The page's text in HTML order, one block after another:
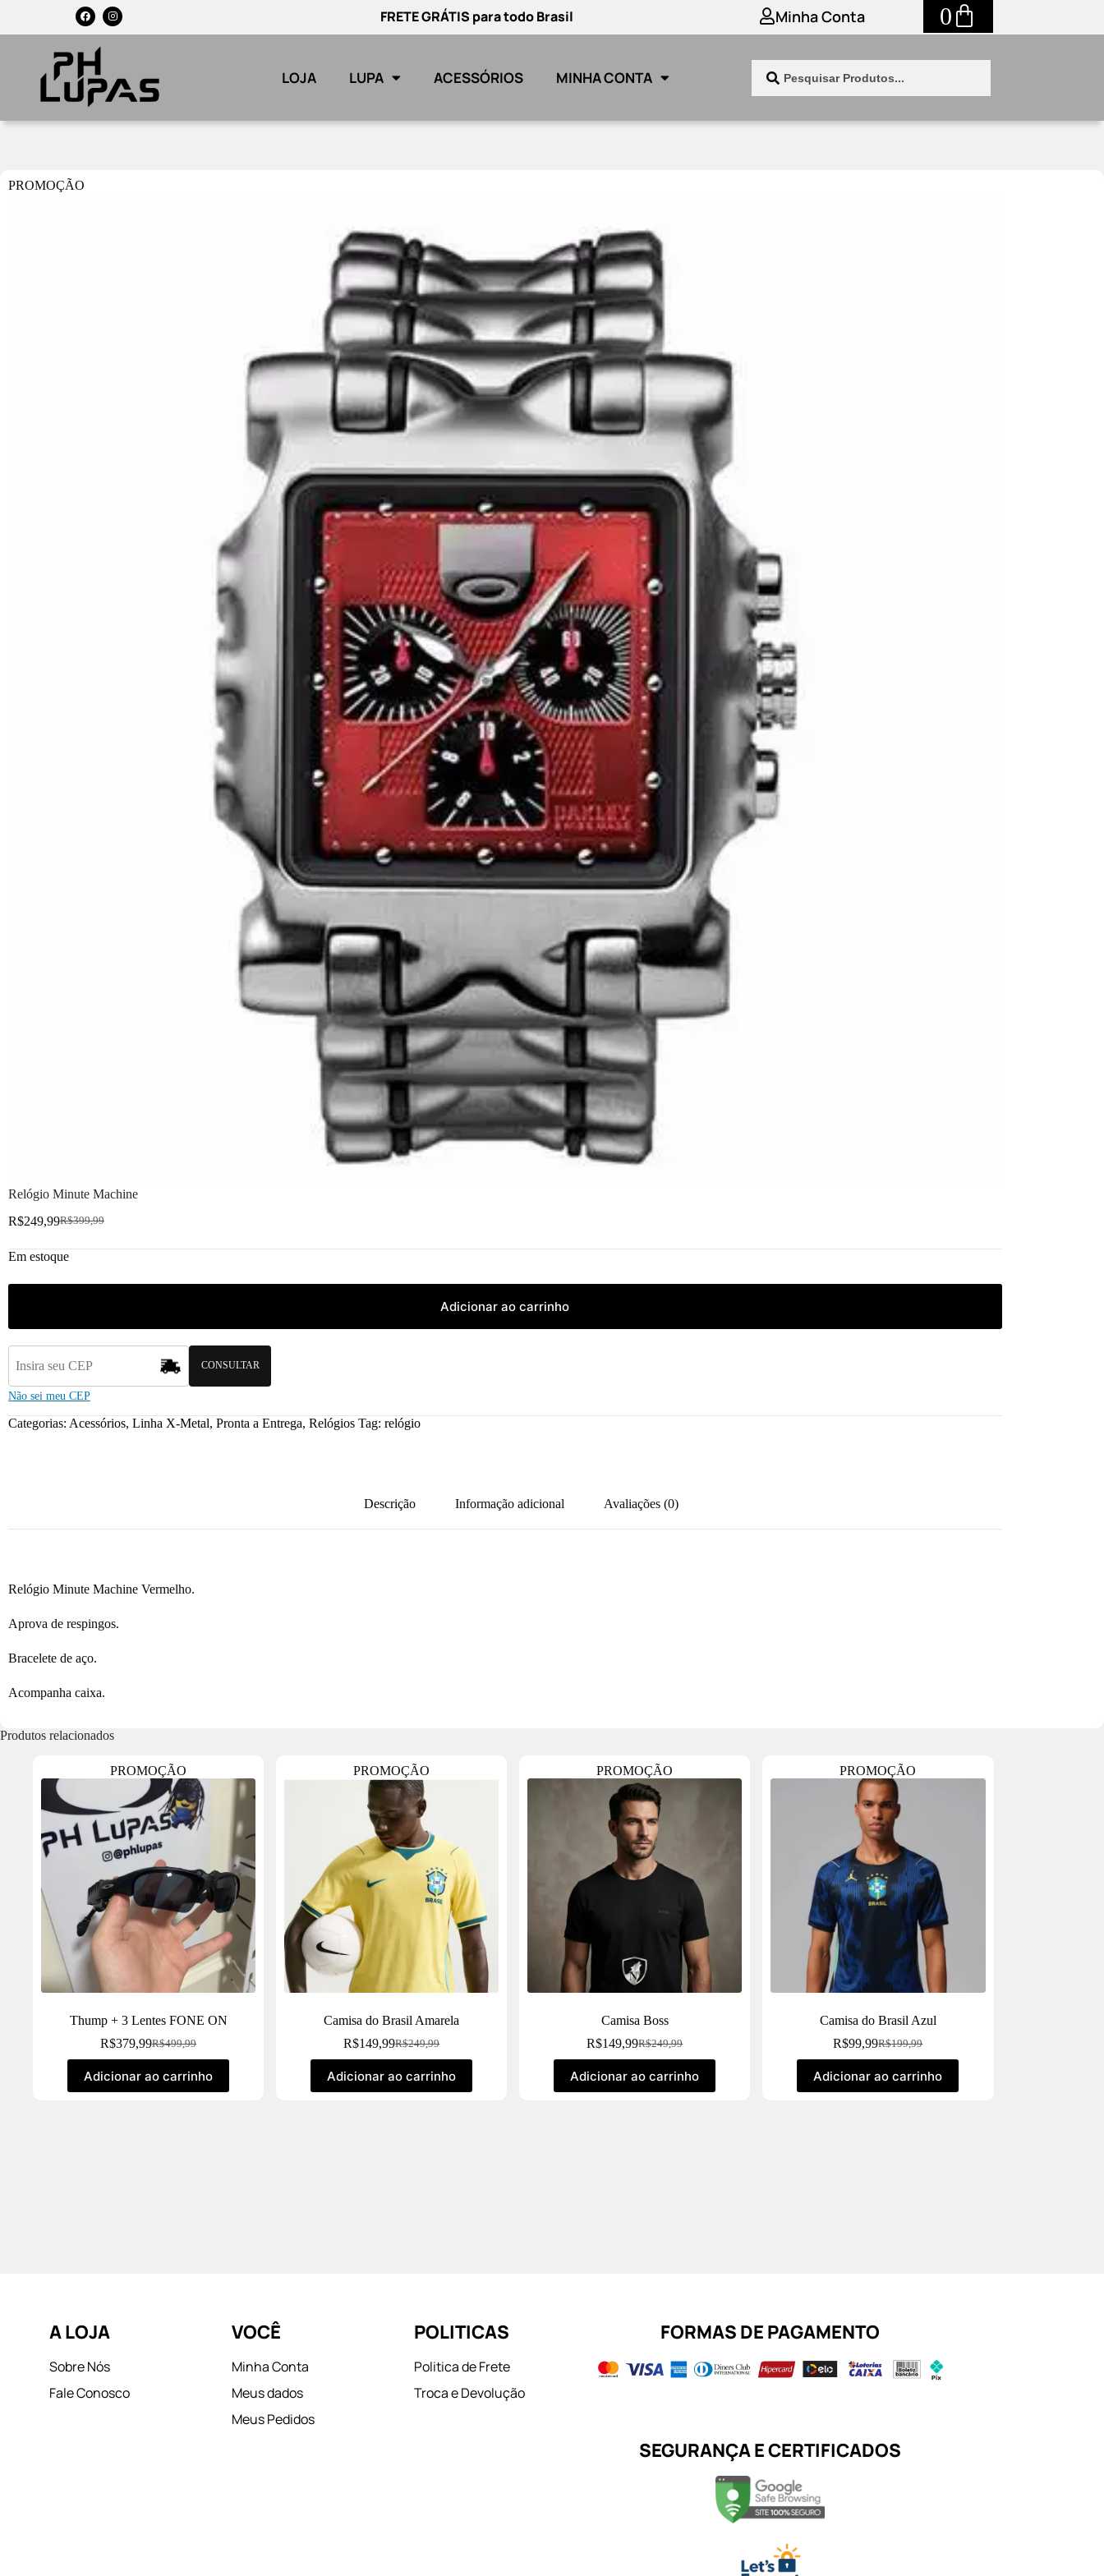
FRETE GRÁTIS para todo Brasil Minha Conta 0
LOJA LUPA ACESSÓRIOS MINHA CONTA
PROMOÇÃO
Relógio Minute Machine
R$399,99
R$249,99
Em estoque
Adicionar ao carrinho
CONSULTAR
Não sei meu CEP
Categorias: Acessórios, Linha X-Metal, Pronta a Entrega, Relógios Tag: relógio
Descrição Informação adicional Avaliações (0)
Relógio Minute Machine Vermelho.
Aprova de respingos.
Bracelete de aço.
Acompanha caixa.
Produtos relacionados
PROMOÇÃO
Thump + 3 Lentes FONE ON
R$499,99
R$379,99
Adicionar ao carrinho
PROMOÇÃO
Camisa do Brasil Amarela
R$249,99
R$149,99
Adicionar ao carrinho
PROMOÇÃO
Camisa Boss
R$249,99
R$149,99
Adicionar ao carrinho
PROMOÇÃO
Camisa do Brasil Azul
R$199,99
R$99,99
Adicionar ao carrinho
A LOJA
Sobre Nós
Fale Conosco
VOCÊ
Minha Conta
Meus dados
Meus Pedidos
POLITICAS
Politica de Frete
Troca e Devolução
FORMAS DE PAGAMENTO
SEGURANÇA E CERTIFICADOS